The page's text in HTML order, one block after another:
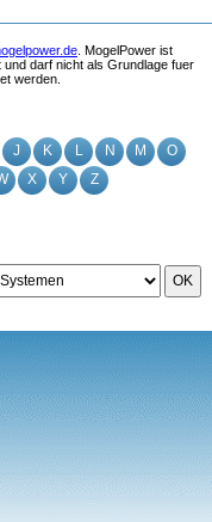
J K L N M
O
X Y Z
OK
. MogelPower ist
darf nicht als Grundlage fuer
werden.